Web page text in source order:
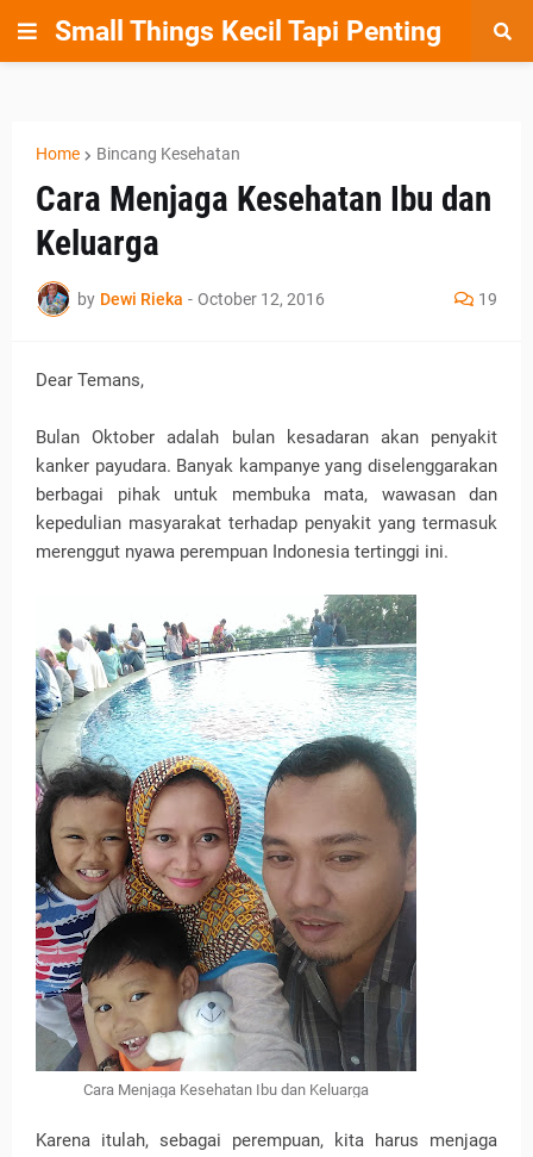
Small Things Kecil Tapi Penting
Home Bincang Kesehatan
Cara Menjaga Kesehatan Ibu dan
Keluarga
by Dewi Rieka - October 12, 2016 19
Dear Temans,
Bulan Oktober adalah bulan kesadaran akan penyakit
kanker payudara. Banyak kampanye yang diselenggarakan
berbagai pihak untuk membuka mata, wawasan dan
kepedulian masyarakat terhadap penyakit yang termasuk
merenggut nyawa perempuan Indonesia tertinggi ini.
Cara Menjaga Kesehatan Ibu dan Keluarga
Karena itulah, sebagai perempuan, kita harus menjaga